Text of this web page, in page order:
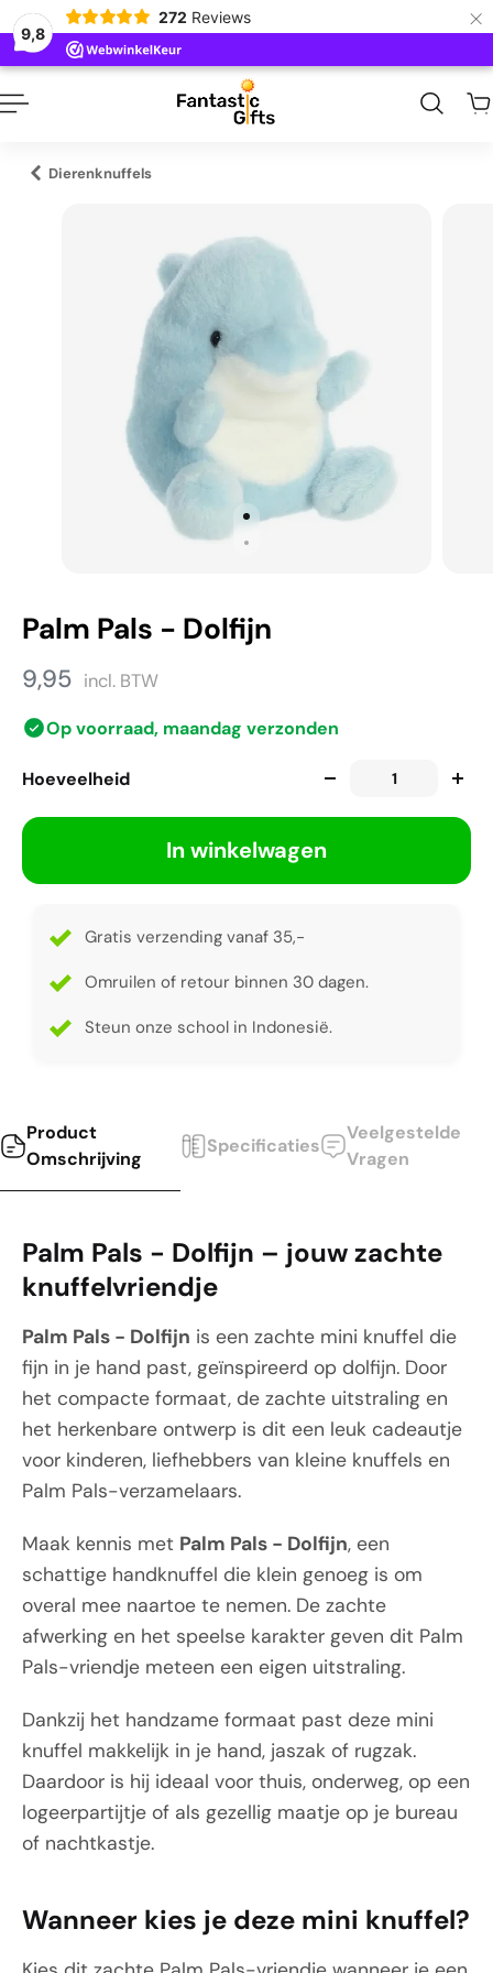
9,8
272 Reviews ×
inhoud
Dierenknuffels
Palm Pals - Dolfijn
9,95 incl. BTW
Op voorraad, maandag verzonden
Hoeveelheid
In winkelwagen
Gratis verzending vanaf 35,-
Omruilen of retour binnen 30 dagen.
Steun onze school in Indonesië.
Product
Omschrijving
Specificaties
Veelgestelde
Vragen
Palm Pals - Dolfijn – jouw zachte
knuffelvriendje
Palm Pals - Dolfijn is een zachte mini knuffel die
fijn in je hand past, geïnspireerd op dolfijn. Door
het compacte formaat, de zachte uitstraling en
het herkenbare ontwerp is dit een leuk cadeautje
voor kinderen, liefhebbers van kleine knuffels en
Palm Pals-verzamelaars.
Maak kennis met Palm Pals - Dolfijn, een
schattige handknuffel die klein genoeg is om
overal mee naartoe te nemen. De zachte
afwerking en het speelse karakter geven dit Palm
Pals-vriendje meteen een eigen uitstraling.
Dankzij het handzame formaat past deze mini
knuffel makkelijk in je hand, jaszak of rugzak.
Daardoor is hij ideaal voor thuis, onderweg, op een
logeerpartijtje of als gezellig maatje op je bureau
of nachtkastje.
Wanneer kies je deze mini knuffel?